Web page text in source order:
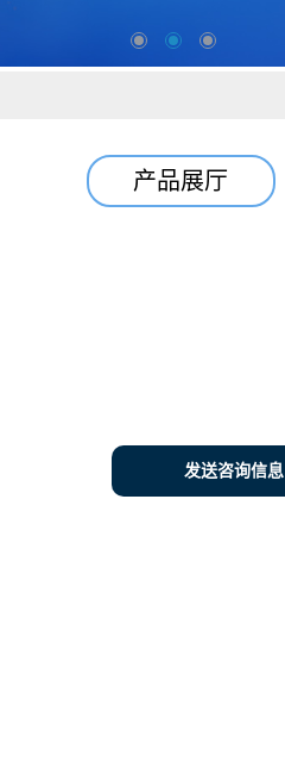
产品展厅
发送咨询信息